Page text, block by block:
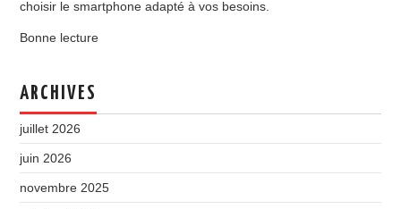
choisir le smartphone adapté à vos besoins.
Bonne lecture
ARCHIVES
juillet 2026
juin 2026
novembre 2025